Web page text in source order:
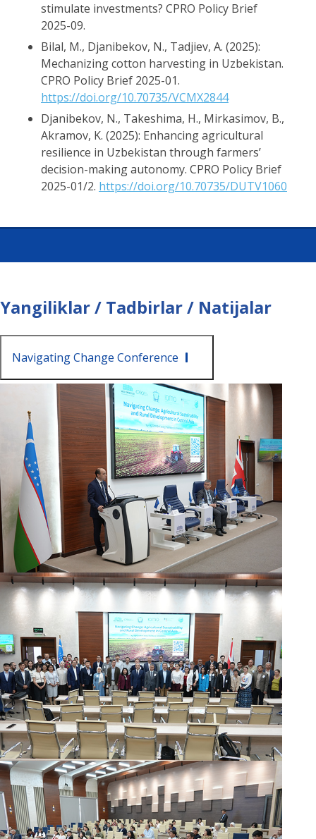
stimulate investments? CPRO Policy Brief
2025-09.
Bilal, M., Djanibekov, N., Tadjiev, A. (2025):
Mechanizing cotton harvesting in Uzbekistan.
CPRO Policy Brief 2025-01.
https://doi.org/10.70735/VCMX2844
Djanibekov, N., Takeshima, H., Mirkasimov, B.,
Akramov, K. (2025): Enhancing agricultural
resilience in Uzbekistan through farmers’
decision-making autonomy. CPRO Policy Brief
2025-01/2. https://doi.org/10.70735/DUTV1060
Yangiliklar / Tadbirlar / Natijalar
Navigating Change Conference